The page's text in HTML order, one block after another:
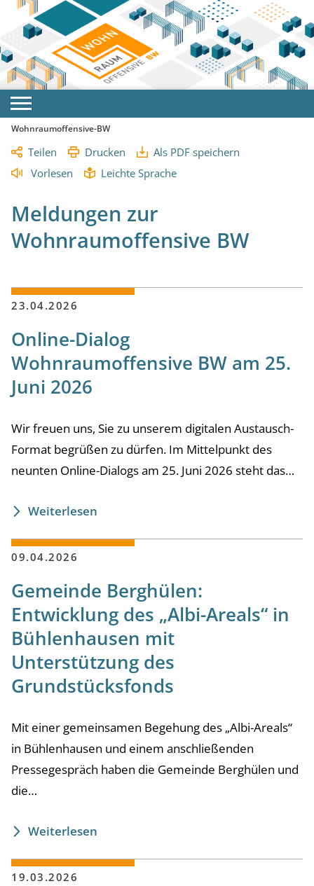
Wohnraumoffensive-BW
Teilen Drucken
Als PDF speichern
Vorlesen
Leichte Sprache
Meldungen zur
Wohnraumoffensive BW
23.04.2026
Online-Dialog
Wohnraumoffensive BW am 25.
Juni 2026
Wir freuen uns, Sie zu unserem digitalen Austausch-
Format begrüßen zu dürfen. Im Mittelpunkt des
neunten Online-Dialogs am 25. Juni 2026 steht das…
Weiterlesen
09.04.2026
Gemeinde Berghülen:
Entwicklung des „Albi-Areals“ in
Bühlenhausen mit
Unterstützung des
Grundstücksfonds
Mit einer gemeinsamen Begehung des „Albi-Areals“
in Bühlenhausen und einem anschließenden
Pressegespräch haben die Gemeinde Berghülen und
die…
Weiterlesen
19.03.2026